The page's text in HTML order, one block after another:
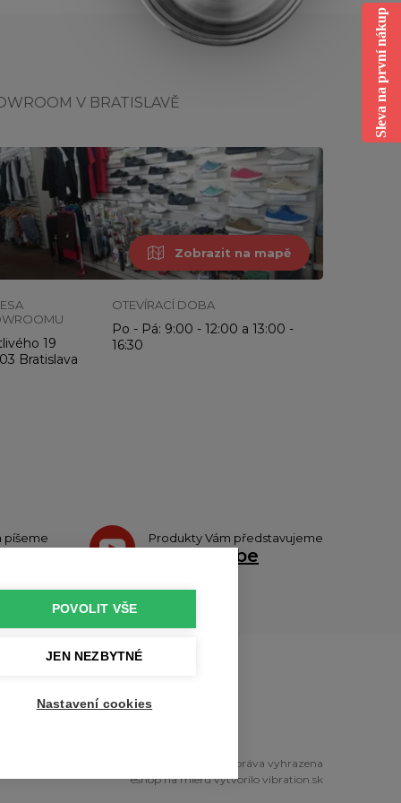
POVOLIT VŠE
JEN NEZBYTNÉ
Nastavení cookies
V BRATISLAVĚ
Zobrazit na mapě
19
Bratislava
OTEVÍRACÍ DOBA
Po - Pá: 9:00 - 12:00 a 13:00 -
16:30
píšeme Produkty Vám představujeme
Youtube
© 2010 - 2026 profikuchar.cz Všechna práva vyhrazena
eshop na mieruvytvorilo vibration.sk
Sleva na první nákup